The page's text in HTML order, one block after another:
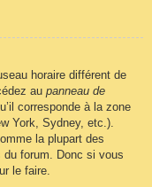
horaire différent de
au panneau de
corresponde à la zone
York, Sydney, etc.).
la plupart des
du forum. Donc si vous
le faire.